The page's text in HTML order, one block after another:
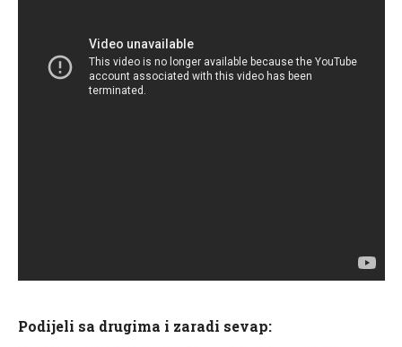
Podijeli sa drugima i zaradi sevap: